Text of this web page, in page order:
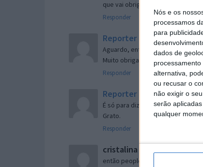
Nós e os
processamos
para
dados de
alternativa,
ou recusar o
não exigir o
serão
qualquer
que vai obrigar o Firefox a
Responder
Reporter 7 de Novembro de
Aguardo, então, o e-mail, Vitor.
Muito obrigado.
Responder
Reporter 7 de Novembro de
É só para dizer que ainda não me
Grato.
Responder
cristalina
então people